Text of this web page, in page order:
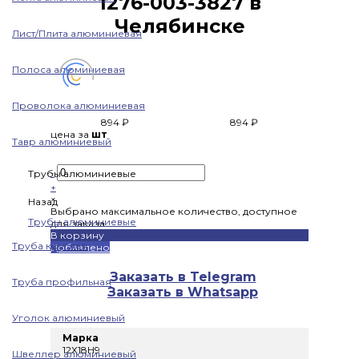
Лист/Плита алюминиевая
Полоса алюминиевая
Проволока алюминиевая
Тавр алюминиевый
Трубы алюминиевые
Назад
Трубы алюминиевые
Труба круглая
Труба профильная
Уголок алюминиевый
Швеллер алюминиевый
Челябинске
894 ₽
894 ₽
цена за шт
-
+
×
Выбрано максимальное количество, доступное
для заказа
В корзину
Добавлено
Заказать в Telegram
Заказать в Whatsapp
Марка
12Х18Н9